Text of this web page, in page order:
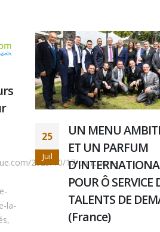
2025/10/17/concours-
la-
25
Juil
UN MENU
ET UN PARFUM
POUR Ô SERVICE
TALENTS DE
(France)